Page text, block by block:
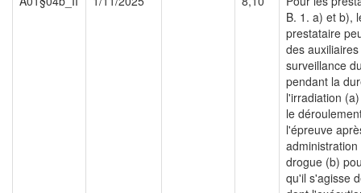
B. 1. a) et b),
prestataire
des
surveillance
pendant la
l'irradiation
le
l'épreuve
administration
drogue (b)
qu'il s'agisse